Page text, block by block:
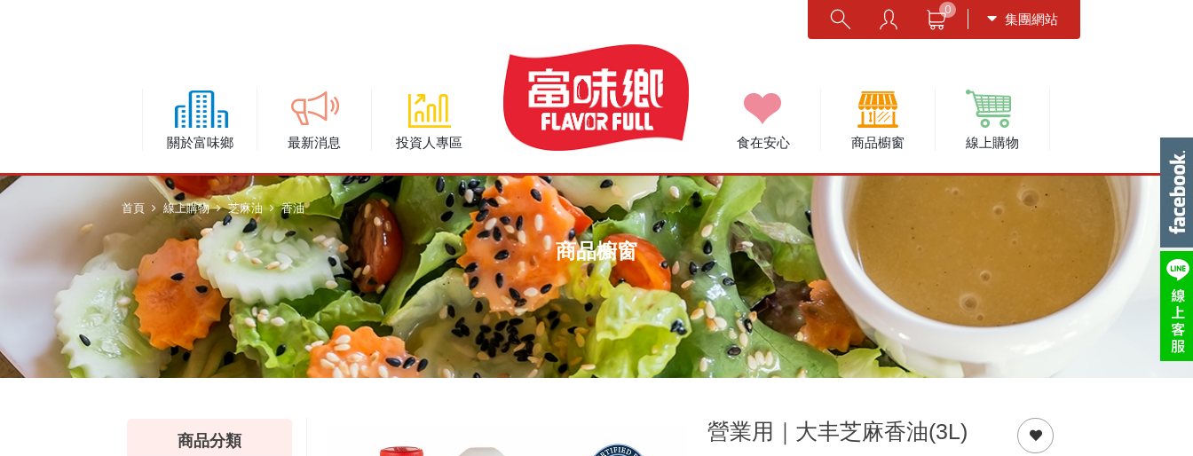
0
集團網站
關於富味鄉 最新消息 投資人專區 食在安心 商品櫥窗 線上購物
商品櫥窗
首頁 線上購物 芝麻油 香油
營業用｜大丰芝麻香油(3L)
商品分類